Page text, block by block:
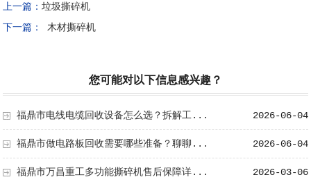
上一篇：垃圾撕碎机
下一篇：
木材撕碎机
您可能对以下信息感兴趣？
2026-06-04
福鼎市电线电缆回收设备怎么选？拆解工...
2026-06-04
福鼎市做电路板回收需要哪些准备？聊聊...
2026-03-06
福鼎市万昌重工多功能撕碎机售后保障详...